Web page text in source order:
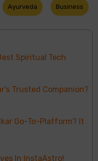
Ayurveda Business
Spiritual Tech
Trusted Companion?
Go-To-Platform? It
In InstaAstro!